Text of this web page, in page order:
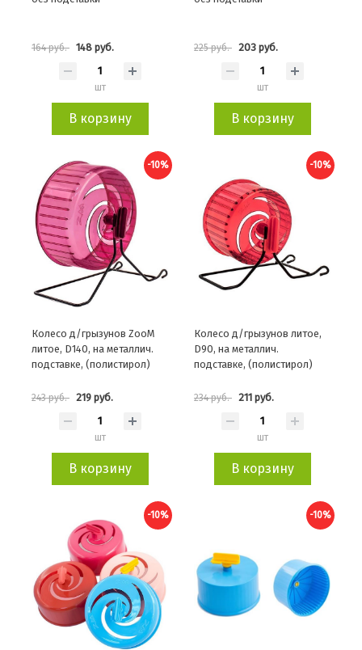
164 руб. 148 руб.
шт
В корзину
225 руб. 203 руб.
шт
В корзину
-10%
Колесо д/грызунов ZooM
литое, D140, на металлич.
подставке, (полистирол)
243 руб. 219 руб.
шт
В корзину
-10%
Колесо д/грызунов литое,
D90, на металлич.
подставке, (полистирол)
234 руб. 211 руб.
шт
В корзину
-10% -10%